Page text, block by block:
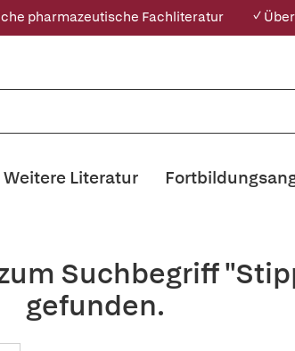
pharmazeutische Fachliteratur ✓
Weitere Literatur
Suchbegriff
gefunden.